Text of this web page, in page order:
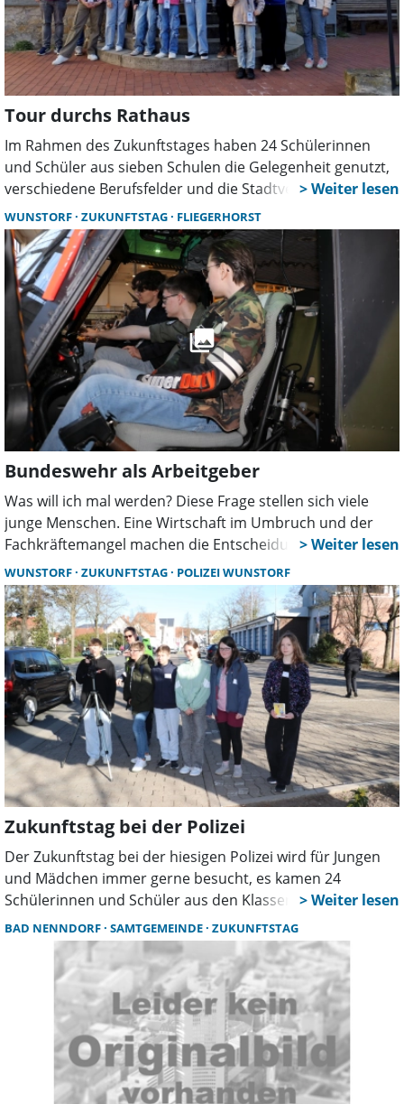
Tour durchs Rathaus
Im Rahmen des Zukunftstages haben 24 Schülerinnen
und Schüler aus sieben Schulen die Gelegenheit genutzt,
verschiedene Berufsfelder und die Stadtverwaltung näher
kennenzulernen.
WUNSTORF ZUKUNFTSTAG FLIEGERHORST
Bundeswehr als Arbeitgeber
Was will ich mal werden? Diese Frage stellen sich viele
junge Menschen. Eine Wirtschaft im Umbruch und der
Fachkräftemangel machen die Entscheidung aktuell nicht
leicht. Anfang April haben viele interessierte Mädchen
und Jungen die Chance genutzt, sich über die Bundeswehr
als Arbeitgeber zu informieren.
WUNSTORF ZUKUNFTSTAG POLIZEI WUNSTORF
Zukunftstag bei der Polizei
Der Zukunftstag bei der hiesigen Polizei wird für Jungen
und Mädchen immer gerne besucht, es kamen 24
Schülerinnen und Schüler aus den Klassen 5 bis 8.
Natürlich gehörte zum Programm eine Lasermessung an
der Feuerwache.
BAD NENNDORF SAMTGEMEINDE ZUKUNFTSTAG